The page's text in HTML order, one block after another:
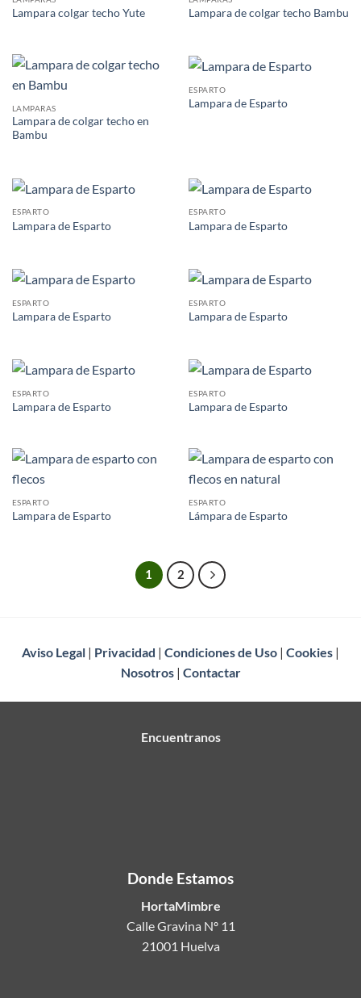
Lampara colgar techo Yute Lampara de colgar techo Bambu
LAMPARAS
Lampara de colgar techo en
Bambu
ESPARTO
Lampara de Esparto
ESPARTO
Lampara de Esparto
ESPARTO
Lampara de Esparto
ESPARTO
Lampara de Esparto
ESPARTO
Lampara de Esparto
ESPARTO
Lampara de Esparto
ESPARTO
Lampara de Esparto
ESPARTO
Lampara de Esparto
ESPARTO
Lámpara de Esparto
1 2
Aviso Legal | Privacidad | Condiciones de Uso | Cookies |
Nosotros| Contactar
Encuentranos
Donde Estamos
HortaMimbre
Calle Gravina Nº 11
21001 Huelva